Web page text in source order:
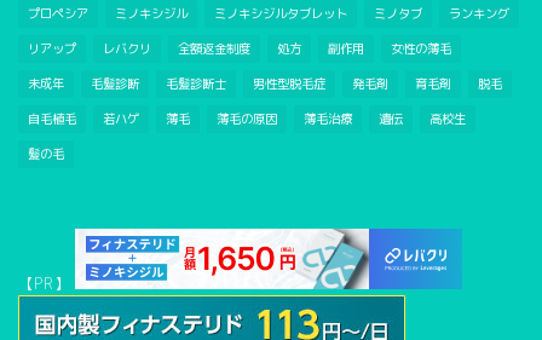
プロペシア ミノキシジル ミノキシジルタブレット ミノタブ ランキング
リアップ レバクリ 全額返金制度 処方 副作用 女性の薄毛
未成年 毛髪診断 毛髪診断士 男性型脱毛症 発毛剤 育毛剤 脱毛
自毛植毛 若ハゲ 薄毛 薄毛の原因 薄毛治療 遺伝 高校生
髪の毛
【PR】